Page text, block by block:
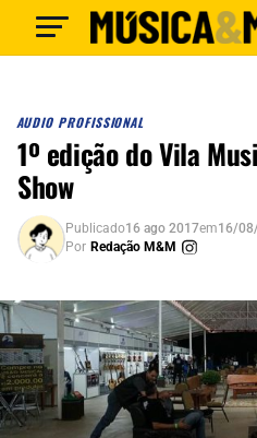
AUDIO PROFISSIONAL
1º edição do Vila
Show
Publicado16 ago 2017em16/
Por Redação M&M